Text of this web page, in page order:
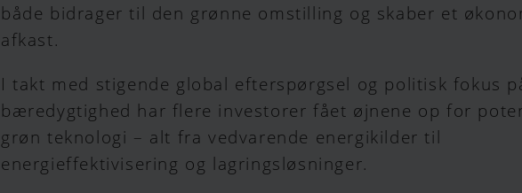
både bidrager til den grønne omstilling og skaber et
afkast.
I takt med stigende global efterspørgsel og politisk fokus
bæredygtighed har flere investorer fået øjnene op for
grøn teknologi – alt fra vedvarende energikilder til
energieffektivisering og lagringsløsninger.